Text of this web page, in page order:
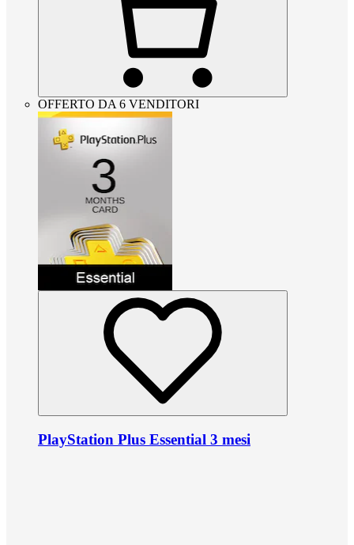
OFFERTO DA 6 VENDITORI
PlayStation Plus Essential 3 mesi